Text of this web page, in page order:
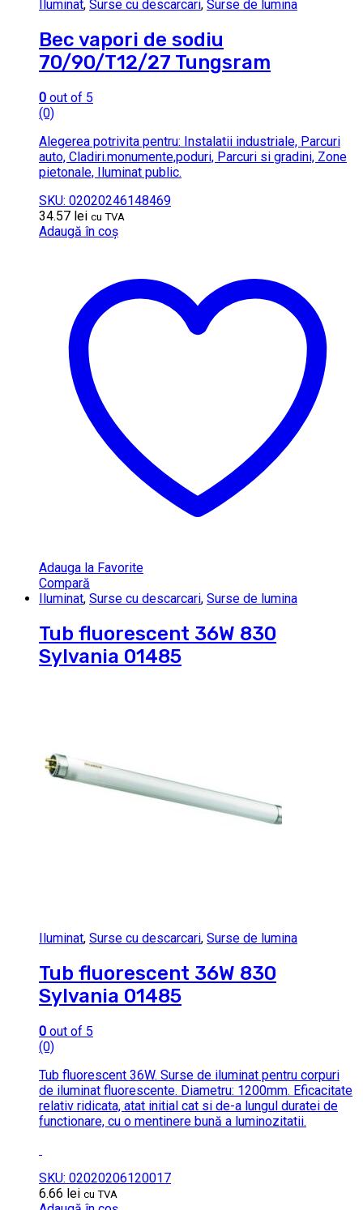
Iluminat, Surse cu descarcari, Surse de lumina
Bec vapori de sodiu
70/90/T12/27 Tungsram
0 out of 5
(0)
Alegerea potrivita pentru: Instalatii industriale, Parcuri
auto, Cladiri.monumente,poduri, Parcuri si gradini, Zone
pietonale, Iluminat public.
SKU: 02020246148469
34.57 lei cu TVA
Adaugă în coș
Adauga la Favorite
Compară
Iluminat, Surse cu descarcari, Surse de lumina
Tub fluorescent 36W 830
Sylvania 01485
Iluminat, Surse cu descarcari, Surse de lumina
Tub fluorescent 36W 830
Sylvania 01485
0 out of 5
(0)
Tub fluorescent 36W. Surse de iluminat pentru corpuri
de iluminat fluorescente. Diametru: 1200mm. Eficacitate
relativ ridicata, atat initial cat si de-a lungul duratei de
functionare, cu o mentinere bună a luminozitatii.
SKU: 02020206120017
6.66 lei cu TVA